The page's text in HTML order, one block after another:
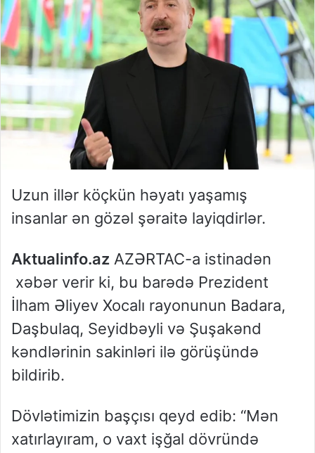
Uzun illər köçkün həyatı yaşamış
insanlar ən gözəl şəraitə layiqdirlər.
Aktualinfo.az AZƏRTAC-a istinadən
xəbər verir ki, bu barədə Prezident
İlham Əliyev Xocalı rayonunun Badara,
Daşbulaq, Seyidbəyli və Şuşakənd
kəndlərinin sakinləri ilə görüşündə
bildirib.
Dövlətimizin başçısı qeyd edib: “Mən
xatırlayıram, o vaxt işğal dövründə